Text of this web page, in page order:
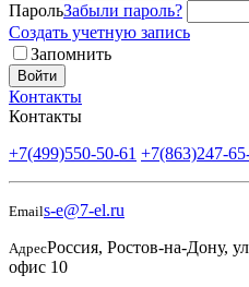
ПарольЗабыли пароль?
Создать учетную запись
Запомнить
Войти
Контакты
Контакты
+7(499)550-50-61 +7(863)247-
Emails-e@7-el.ru
АдресРоссия, Ростов-на-Дону,
офис 10